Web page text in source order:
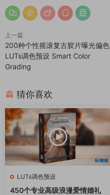
上一篇
200种个性摇滚复古胶片曝光偏色
LUTs调色预设 Smart Color
Grading
猜你喜欢
LUTs调色预设
450个专业高级浪漫爱情婚礼